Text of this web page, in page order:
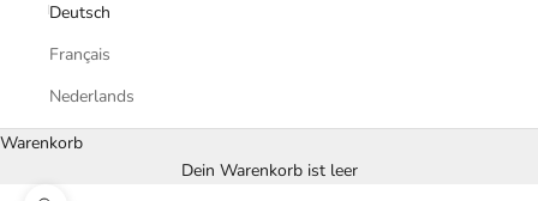
Deutsch
Français
Nederlands
Warenkorb
Dein Warenkorb ist leer